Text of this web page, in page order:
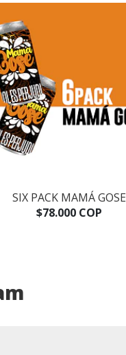
SIX PACK MAMÁ GOSE
$78.000 COP